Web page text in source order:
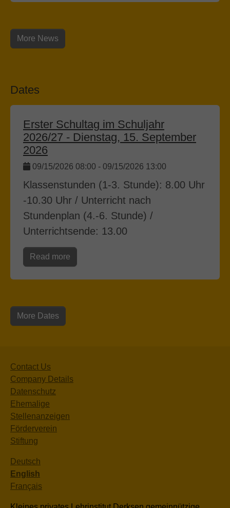
More News
Dates
Erster Schultag im Schuljahr
2026/27 - Dienstag, 15. September
2026
09/15/2026 08:00 - 09/15/2026 13:00
Klassenstunden (1-3. Stunde): 8.00 Uhr
-10.30 Uhr / Unterricht nach
Stundenplan (4.-6. Stunde) /
Unterrichtsende: 13.00
Read more
More Dates
Contact Us
Company Details
Datenschutz
Ehemalige
Stellenanzeigen
Förderverein
Stiftung
Deutsch
English
Français